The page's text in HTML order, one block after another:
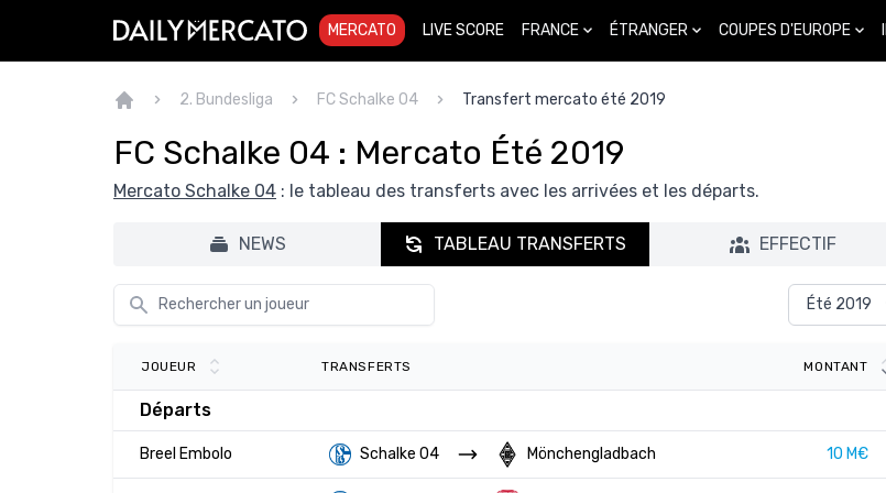
MERCATO LIVE SCORE FRANCE ÉTRANGER COUPES D'EUROPE
2. Bundesliga FC Schalke 04 Transfert mercato été 2019
FC Schalke 04 : Mercato Été 2019
Mercato Schalke 04 : le tableau des transferts avec les arrivées et les départs.
NEWS TABLEAU TRANSFERTS EFFECTIF
Été 2019
JOUEUR TRANSFERTS MONTANT
Départs
Breel Embolo Schalke 04 Mönchengladbach 10 M€